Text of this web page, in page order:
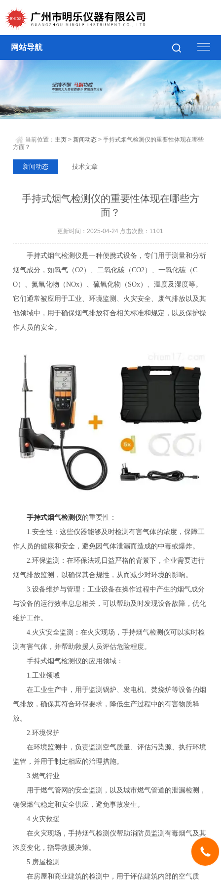
网站导航
当前位置： 主页 > 新闻动态 > 手持式烟气检测仪的重要性体现在哪些
方面？
新闻动态 技术文章
手持式烟气检测仪的重要性体现在哪些方
面？
更新时间：2025-04-24 点击次数：1101
手持式烟气检测仪是一种便携式设备，专门用于测量和分析
烟气成分，如氧气（O2）、二氧化碳（CO2）、一氧化碳（C
O）、氮氧化物（NOx）、硫氧化物（SOx）、温度及湿度等。
它们通常被应用于工业、环境监测、火灾安全、废气排放以及其
他领域中，用于确保烟气排放符合相关标准和规定，以及保护操
作人员的安全。
手持式烟气检测仪的重要性：
1.安全性：这些仪器能够及时检测有害气体的浓度，保障工
作人员的健康和安全，避免因气体泄漏而造成的中毒或爆炸。
2.环保监测：在环保法规日益严格的背景下，企业需要进行
烟气排放监测，以确保其合规性，从而减少对环境的影响。
3.设备维护与管理：工业设备在操作过程中产生的烟气成分
与设备的运行效率息息相关，可以帮助及时发现设备故障，优化
维护工作。
4.火灾安全监测：在火灾现场，手持烟气检测仪可以实时检
测有害气体，并帮助救援人员评估危险程度。
手持式烟气检测仪的应用领域：
1.工业领域
在工业生产中，用于监测锅炉、发电机、焚烧炉等设备的烟
气排放，确保其符合环保要求，降低生产过程中的有害物质释
放。
2.环境保护
在环境监测中，负责监测空气质量、评估污染源、执行环境
监管，并用于制定相应的治理措施。
3.燃气行业
用于燃气管网的安全监测，以及城市燃气管道的泄漏检测，
确保燃气稳定和安全供应，避免事故发生。
4.火灾救援
在火灾现场，手持烟气检测仪帮助消防员监测有毒烟气及其
浓度变化，指导救援决策。
5.房屋检测
在房屋和商业建筑的检测中，用于评估建筑内部的空气质